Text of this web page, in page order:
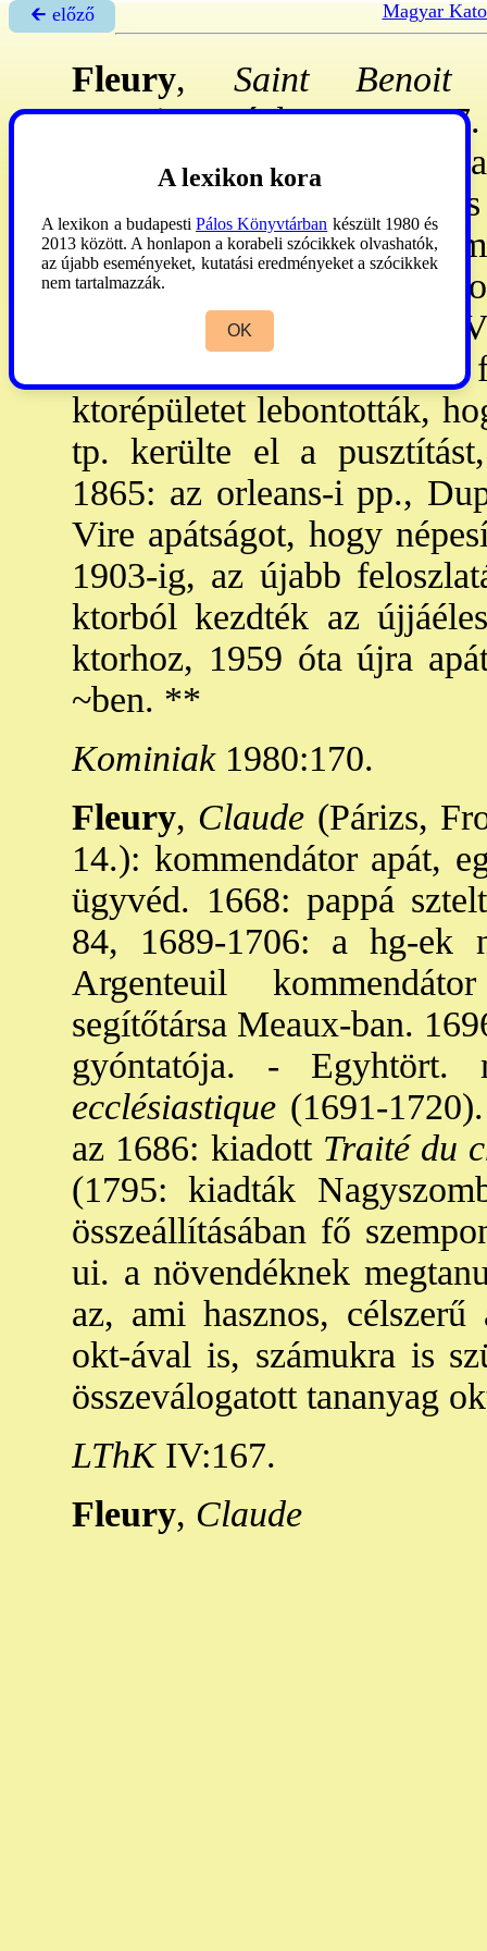
🡰 előző Magyar
Fleury, Saint Benoit
Franciaországban. - A
jobbpartján, 30 km-re
ktora. 648: egyesültek,
regulái alapján éltek.
Benedek-ereklyét hoz a
Szt Benedek nevét viseli.
12-13. sz: építették. A fr.
ktorépületet lebontották,
tp. kerülte el a
1865: az orleans-i pp.,
Vire apátságot, hogy
1903-ig, az újabb
ktorból kezdték az
ktorhoz, 1959 óta újra
~ben. **
Kominiak1980:170.
Fleury, Claude (Párizs,
14.): kommendátor apát,
ügyvéd. 1668: pappá
84, 1689-1706: a hg-ek
Argenteuil
segítőtársa Meaux-ban.
gyóntatója. - Egyhtört.
ecclésiastique (1691-
az 1686: kiadottTraité du
(1795: kiadták
összeállításában fő
ui. a növendéknek
az, ami hasznos,
okt-ával is, számukra is
összeválogatott tananyag
LThKIV:167.
Fleury, Claude
A lexikon kora
A lexikon a budapesti Pálos Könyvtárban készült 1980 és
2013 között. A honlapon a korabeli szócikkek olvashatók,
az újabb eseményeket, kutatási eredményeket a szócikkek
nem tartalmazzák.
OK